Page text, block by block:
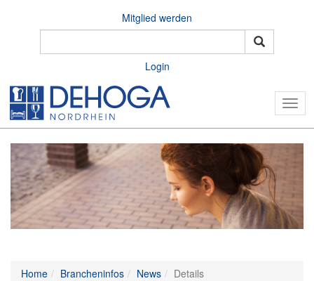
Mitglied werden
Login
Home Brancheninfos News Details